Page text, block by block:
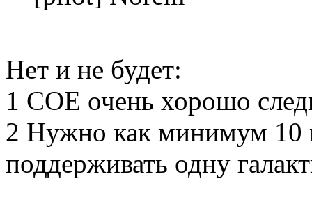
Нет и не будет:
1 СОЕ очень хорошо
2 Нужно как минимум 10
поддерживать одну